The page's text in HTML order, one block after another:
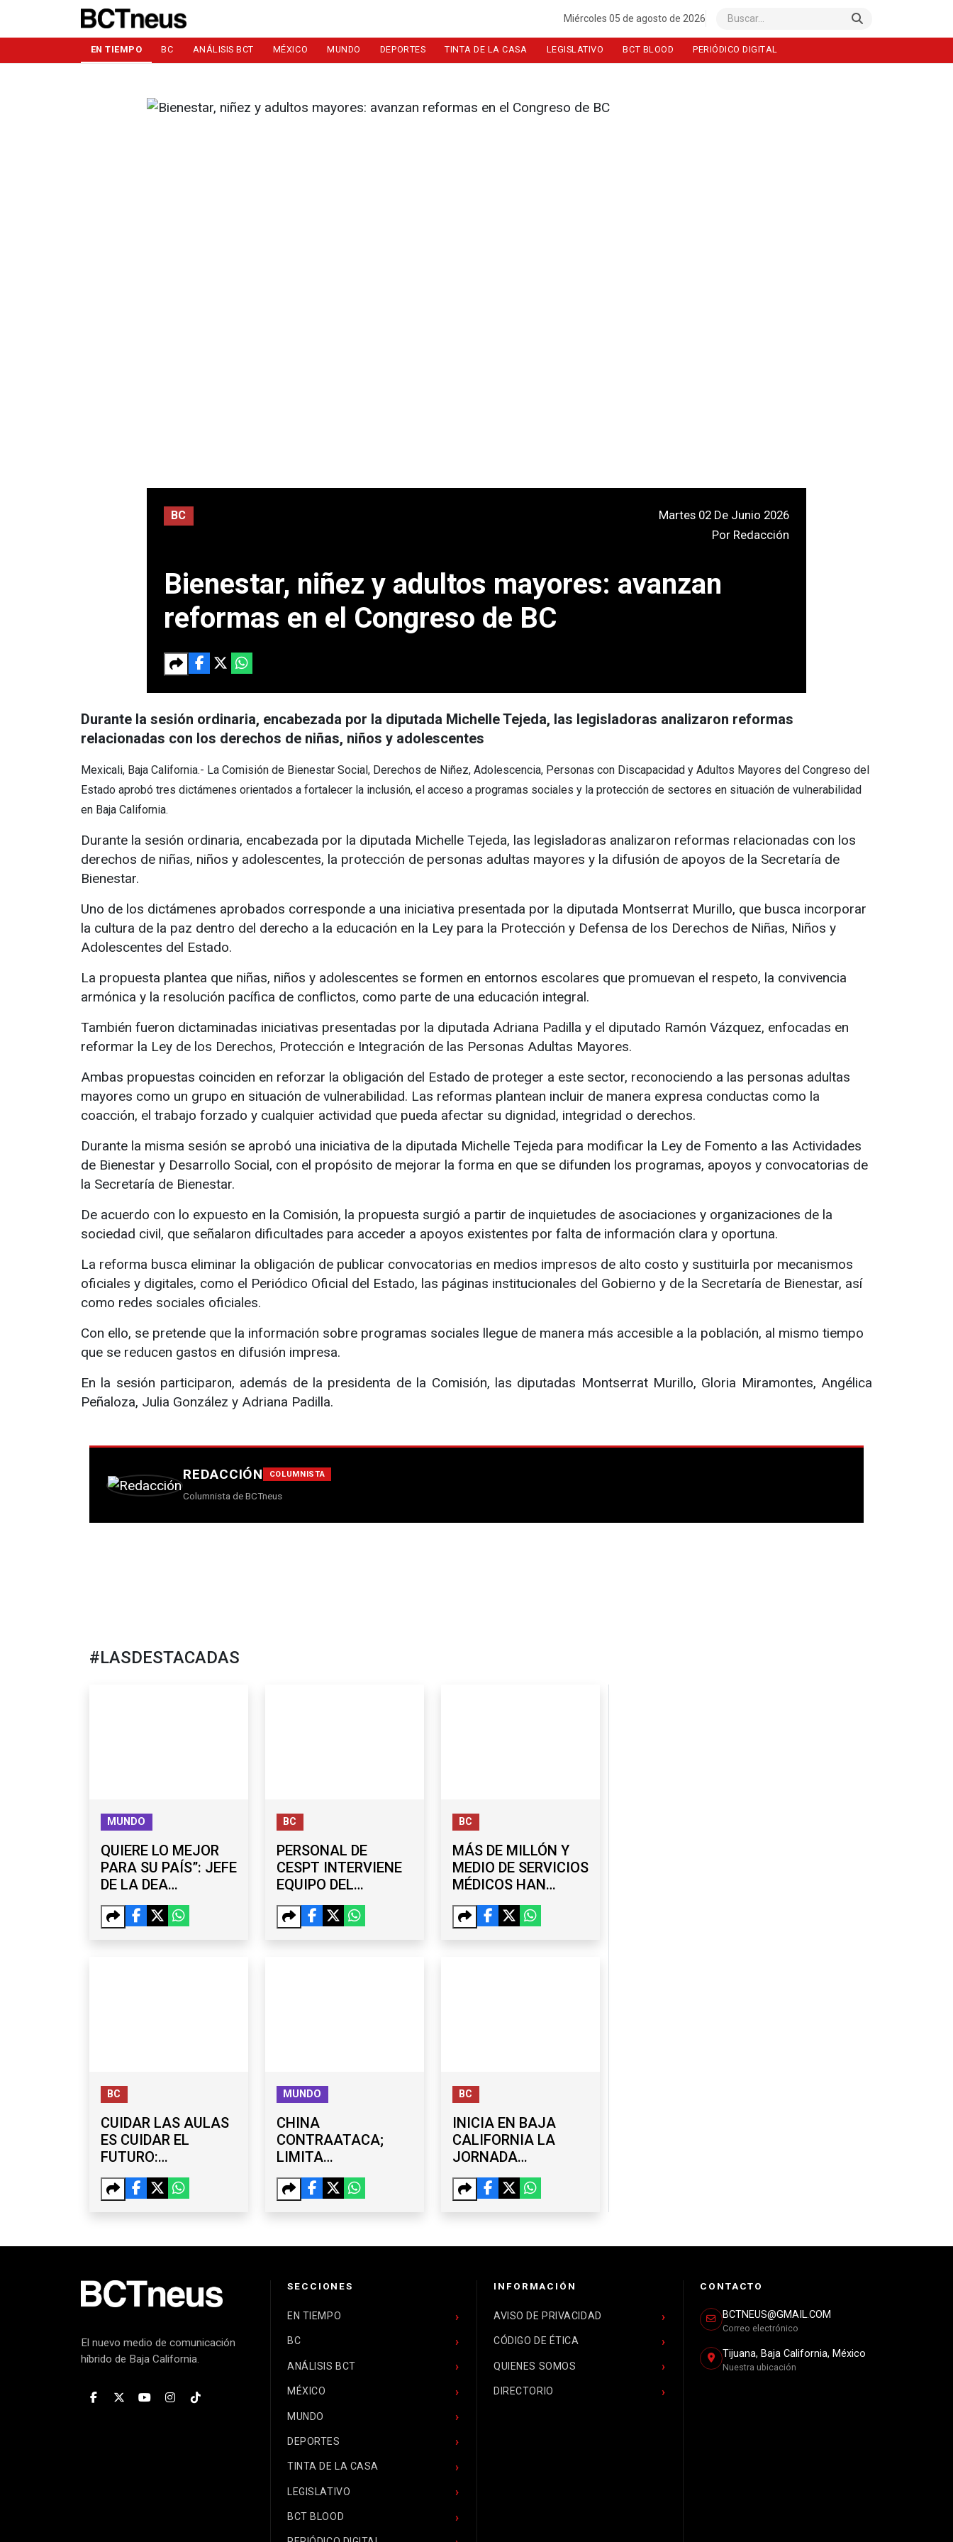
Miércoles 05 de agosto de 2026 Buscar
EN TIEMPO BC ANÁLISIS BCT MÉXICO MUNDO DEPORTES TINTA DE LA CASA LEGISLATIVO BCT BLOOD PERIÓDICO DIGITAL
BC
Martes 02 De Junio 2026
Por Redacción
Bienestar, niñez y adultos mayores: avanzan
reformas en el Congreso de BC
Durante la sesión ordinaria, encabezada por la diputada Michelle Tejeda, las legisladoras analizaron reformas
relacionadas con los derechos de niñas, niños y adolescentes
Mexicali, Baja California.- La Comisión de Bienestar Social, Derechos de Niñez, Adolescencia, Personas con Discapacidad y Adultos Mayores del Congreso del
Estado aprobó tres dictámenes orientados a fortalecer la inclusión, el acceso a programas sociales y la protección de sectores en situación de vulnerabilidad
en Baja California.
Durante la sesión ordinaria, encabezada por la diputada Michelle Tejeda, las legisladoras analizaron reformas relacionadas con los
derechos de niñas, niños y adolescentes, la protección de personas adultas mayores y la difusión de apoyos de la Secretaría de
Bienestar.
Uno de los dictámenes aprobados corresponde a una iniciativa presentada por la diputada Montserrat Murillo, que busca incorporar
la cultura de la paz dentro del derecho a la educación en la Ley para la Protección y Defensa de los Derechos de Niñas, Niños y
Adolescentes del Estado.
La propuesta plantea que niñas, niños y adolescentes se formen en entornos escolares que promuevan el respeto, la convivencia
armónica y la resolución pacífica de conflictos, como parte de una educación integral.
También fueron dictaminadas iniciativas presentadas por la diputada Adriana Padilla y el diputado Ramón Vázquez, enfocadas en
reformar la Ley de los Derechos, Protección e Integración de las Personas Adultas Mayores.
Ambas propuestas coinciden en reforzar la obligación del Estado de proteger a este sector, reconociendo a las personas adultas
mayores como un grupo en situación de vulnerabilidad. Las reformas plantean incluir de manera expresa conductas como la
coacción, el trabajo forzado y cualquier actividad que pueda afectar su dignidad, integridad o derechos.
Durante la misma sesión se aprobó una iniciativa de la diputada Michelle Tejeda para modificar la Ley de Fomento a las Actividades
de Bienestar y Desarrollo Social, con el propósito de mejorar la forma en que se difunden los programas, apoyos y convocatorias de
la Secretaría de Bienestar.
De acuerdo con lo expuesto en la Comisión, la propuesta surgió a partir de inquietudes de asociaciones y organizaciones de la
sociedad civil, que señalaron dificultades para acceder a apoyos existentes por falta de información clara y oportuna.
La reforma busca eliminar la obligación de publicar convocatorias en medios impresos de alto costo y sustituirla por mecanismos
oficiales y digitales, como el Periódico Oficial del Estado, las páginas institucionales del Gobierno y de la Secretaría de Bienestar, así
como redes sociales oficiales.
Con ello, se pretende que la información sobre programas sociales llegue de manera más accesible a la población, al mismo tiempo
que se reducen gastos en difusión impresa.
En la sesión participaron, además de la presidenta de la Comisión, las diputadas Montserrat Murillo, Gloria Miramontes, Angélica
Peñaloza, Julia González y Adriana Padilla.
REDACCIÓN COLUMNISTA
Columnista de BCTneus
#LASDESTACADAS
MUNDO
QUIERE LO MEJOR
PARA SU PAÍS”: JEFE
DE LA DEA
RESPALDA LABOR
DE OMAR GARCÍA
BC
PERSONAL DE
CESPT INTERVIENE
EQUIPO DEL
BOOSTER EL
CARRIZO TRAS
BC
MÁS DE MILLÓN Y
MEDIO DE SERVICIOS
MÉDICOS HAN
LLEGADO A
COMUNIDADES DE
BC
CUIDAR LAS AULAS
ES CUIDAR EL
FUTURO:
PROPUESTA PARA
REFORZAR
MUNDO
CHINA
CONTRAATACA;
LIMITA
EXPORTACIÓN DE
DRONES Y
UU.
BC
INICIA EN BAJA
CALIFORNIA LA
JORNADA
NACIONAL DE
REFORESTACIÓN
El nuevo medio de comunicación
híbrido de Baja California.
SECCIONES
EN TIEMPO
BC
ANÁLISIS BCT
MÉXICO
MUNDO
DEPORTES
TINTA DE LA CASA
LEGISLATIVO
BCT BLOOD
INFORMACIÓN
AVISO DE PRIVACIDAD
CÓDIGO DE ÉTICA
QUIENES SOMOS
DIRECTORIO
CONTACTO
BCTNEUS@GMAIL.COM
Correo electrónico
Tijuana, Baja California, México
Nuestra ubicación